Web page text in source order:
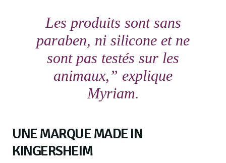
Les produits sont sans
paraben, ni silicone et ne
sont pas testés sur les
animaux,” explique
Myriam.
UNE MARQUE MADE IN
KINGERSHEIM